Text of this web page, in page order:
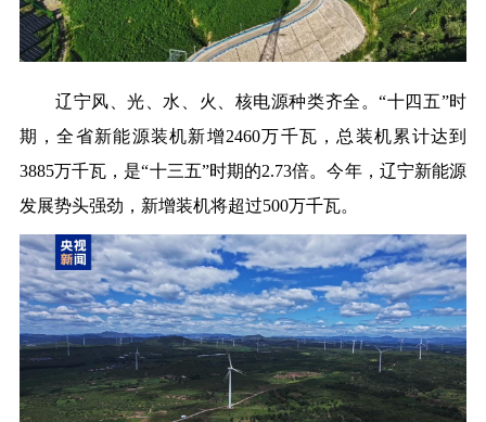
辽宁风、光、水、火、核电源种类齐全。“十四五”时
期，全省新能源装机新增2460万千瓦，总装机累计达到
3885万千瓦，是“十三五”时期的2.73倍。今年，辽宁新能源
发展势头强劲，新增装机将超过500万千瓦。